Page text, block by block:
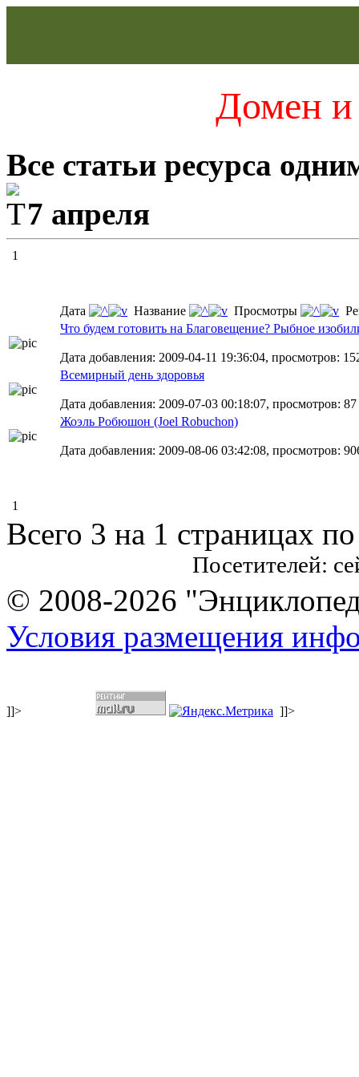
Домен и
Все статьи ресурса
7 апреля
1
Дата Название Просмотры
Что будем готовить на Благовещение? Рыбное
Дата добавления: 2009-04-11 19:36:04, просмотров:
Всемирный день здоровья
Дата добавления: 2009-07-03 00:18:07, просмотров: 87
Жоэль Робюшон (Joel Robuchon)
Дата добавления: 2009-08-06 03:42:08, просмотров:
1
Всего 3 на 1 страницах
Посетителей:
© 2008-2026
Условия размещения
]]> ]]>